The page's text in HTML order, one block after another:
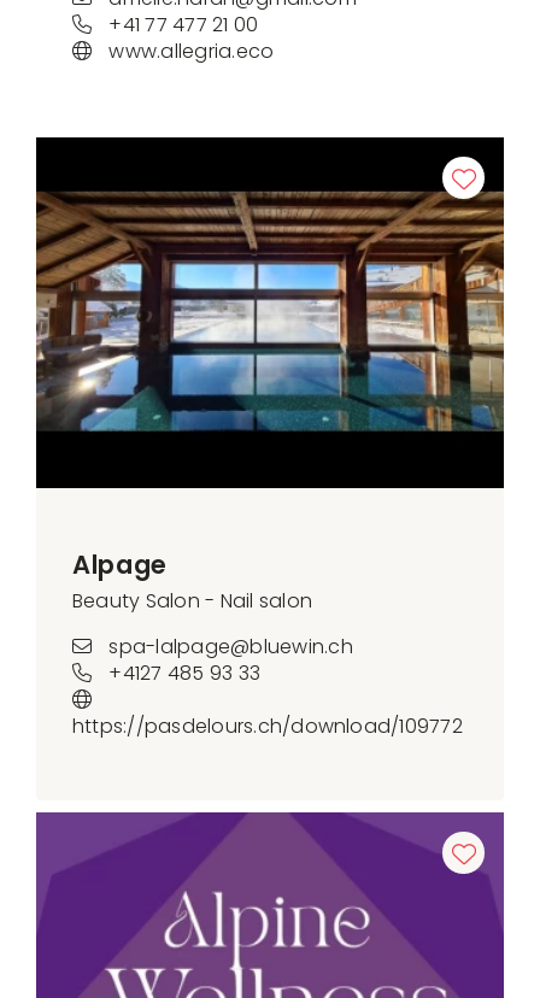
+41 77 477 21 00
www.allegria.eco
Alpage
Beauty Salon - Nail salon
spa-lalpage@bluewin.ch
+4127 485 93 33
https://pasdelours.ch/download/109772